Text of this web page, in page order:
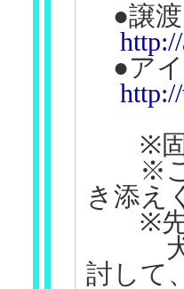
●譲渡
●アイ
※固定
※ご質
き添え
※先
犬の
討して